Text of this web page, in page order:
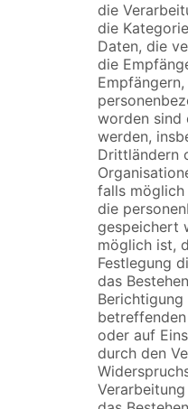
die
die
Daten, die
die
worden sind
werden,
Drittländern
falls möglich
die
gespeichert
möglich ist,
Festlegung
das
oder auf
durch den
Verarbeitung